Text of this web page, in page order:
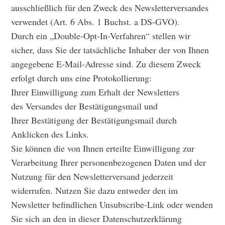
ausschließlich für den Zweck des Newsletterversandes
verwendet (Art. 6 Abs. 1 Buchst. a DS-GVO).
Durch ein „Double-Opt-In-Verfahren“ stellen wir
sicher, dass Sie der tatsächliche Inhaber der von Ihnen
angegebene E-Mail-Adresse sind. Zu diesem Zweck
erfolgt durch uns eine Protokollierung:
Ihrer Einwilligung zum Erhalt der Newsletters
des Versandes der Bestätigungsmail und
Ihrer Bestätigung der Bestätigungsmail durch
Anklicken des Links.
Sie können die von Ihnen erteilte Einwilligung zur
Verarbeitung Ihrer personenbezogenen Daten und der
Nutzung für den Newsletterversand jederzeit
widerrufen. Nutzen Sie dazu entweder den im
Newsletter befindlichen Unsubscribe-Link oder wenden
Sie sich an den in dieser Datenschutzerklärung